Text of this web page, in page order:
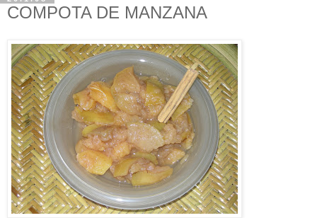
COMPOTA DE MANZANA